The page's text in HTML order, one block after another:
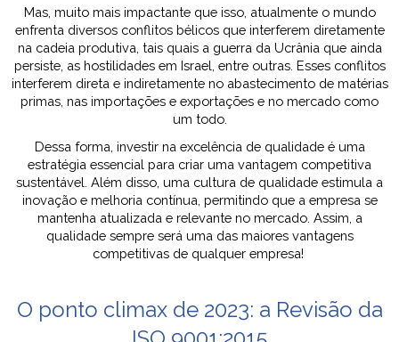
Mas, muito mais impactante que isso, atualmente o mundo
enfrenta diversos conflitos bélicos que interferem diretamente
na cadeia produtiva, tais quais a guerra da Ucrânia que ainda
persiste, as hostilidades em Israel, entre outras. Esses conflitos
interferem direta e indiretamente no abastecimento de matérias
primas, nas importações e exportações e no mercado como
um todo.
Dessa forma, investir na excelência de qualidade é uma
estratégia essencial para criar uma vantagem competitiva
sustentável. Além disso, uma cultura de qualidade estimula a
inovação e melhoria contínua, permitindo que a empresa se
mantenha atualizada e relevante no mercado. Assim, a
qualidade sempre será uma das maiores vantagens
competitivas de qualquer empresa!
O ponto climax de 2023: a Revisão da